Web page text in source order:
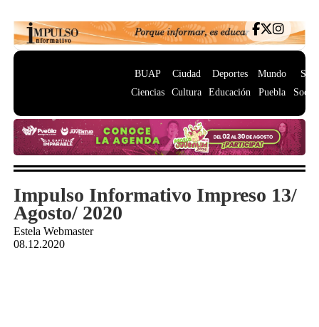
BUAP
Ciencias
Ciudad
Cultura
Deportes
Educación
Mundo
Puebla
Impulso Informativo Impreso 13/
Agosto/ 2020
Estela Webmaster
08.12.2020